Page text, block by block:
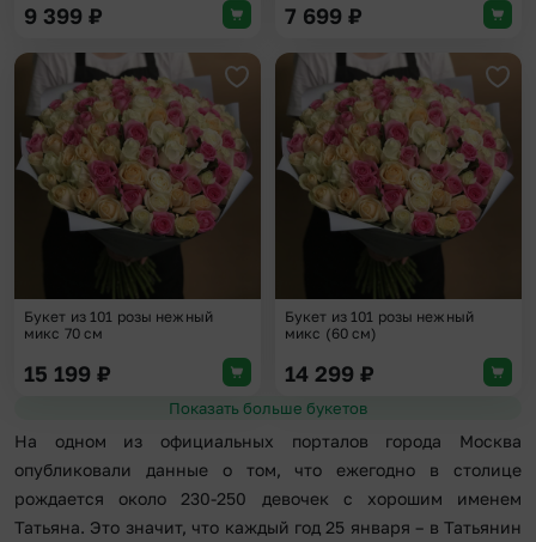
9 399 ₽ 7 699 ₽
Добавить в избранное
Букет из 101 розы нежный
микс 70 см
15 199 ₽
Букет из 101 розы нежный
микс (60 см)
14 299 ₽
Показать больше букетов
На одном из официальных порталов города Москва
опубликовали данные о том, что ежегодно в столице
рождается около 230-250 девочек с хорошим именем
Татьяна. Это значит, что каждый год 25 января – в Татьянин